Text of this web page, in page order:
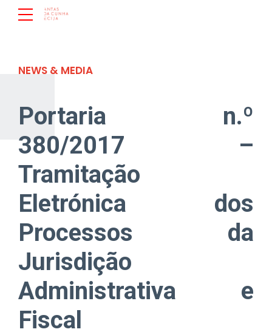
NEWS & MEDIA
Portaria n.º
380/2017 –
Tramitação
Eletrónica dos
Processos da
Jurisdição
Administrativa e
Fiscal